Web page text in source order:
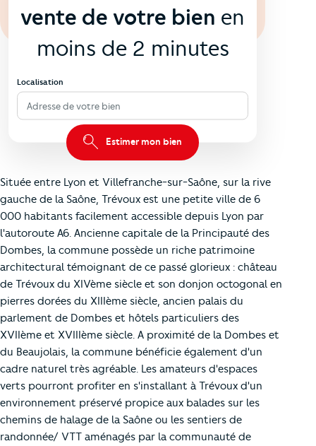
vente de votre bien en
moins de 2 minutes
Localisation
Adresse de votre bien
Estimer mon bien
Située entre Lyon et Villefranche-sur-Saône, sur la rive
gauche de la Saône, Trévoux est une petite ville de 6
000 habitants facilement accessible depuis Lyon par
l'autoroute A6. Ancienne capitale de la Principauté des
Dombes, la commune possède un riche patrimoine
architectural témoignant de ce passé glorieux : château
de Trévoux du XIVème siècle et son donjon octogonal en
pierres dorées du XIIIème siècle, ancien palais du
parlement de Dombes et hôtels particuliers des
XVIIème et XVIIIème siècle. A proximité de la Dombes et
du Beaujolais, la commune bénéficie également d'un
cadre naturel très agréable. Les amateurs d'espaces
verts pourront profiter en s'installant à Trévoux d'un
environnement préservé propice aux balades sur les
chemins de halage de la Saône ou les sentiers de
randonnée/ VTT aménagés par la communauté de